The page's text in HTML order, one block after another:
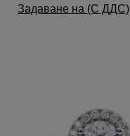
Задаване на (С ДДС)